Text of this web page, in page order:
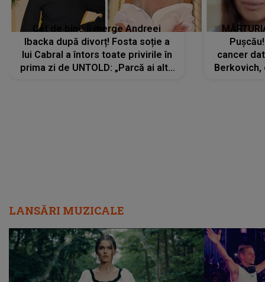
Cât de bine îi merge Andreei
Ibacka după divorț! Fosta soție a
lui Cabral a întors toate privirile în
prima zi de UNTOLD: „Parcă ai altă
cancer
LANSĂRI MUZICALE